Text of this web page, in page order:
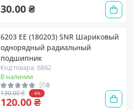
30.00 ₴
6203 EE (180203) SNR Шариковый
однорядный радиальный
подшипник
Код товара: 6862
В наличии
0
130.00 ₴ -8%
120.00 ₴